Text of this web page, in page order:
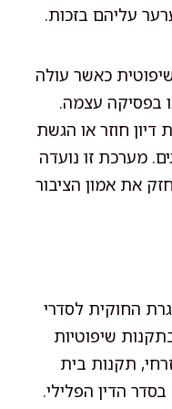
עליהם בזכות.
כאשר עולה
בפסיקה עצמה.
חוזר או הגשת
מערכת זו נועדה
את אמון הציבור
החוקית לסדרי
שיפוטיות
תקנות בית
הדין הפלילי.